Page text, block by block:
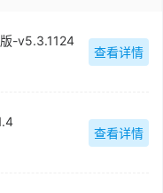
-v5.3.1124
查看详情
查看详情